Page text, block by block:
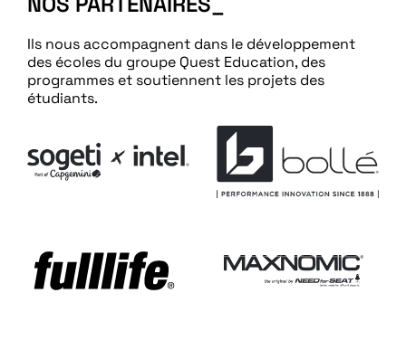
Ils nous accompagnent dans le développement
des écoles du groupe Quest Education, des
programmes et soutiennent les projets des
étudiants.